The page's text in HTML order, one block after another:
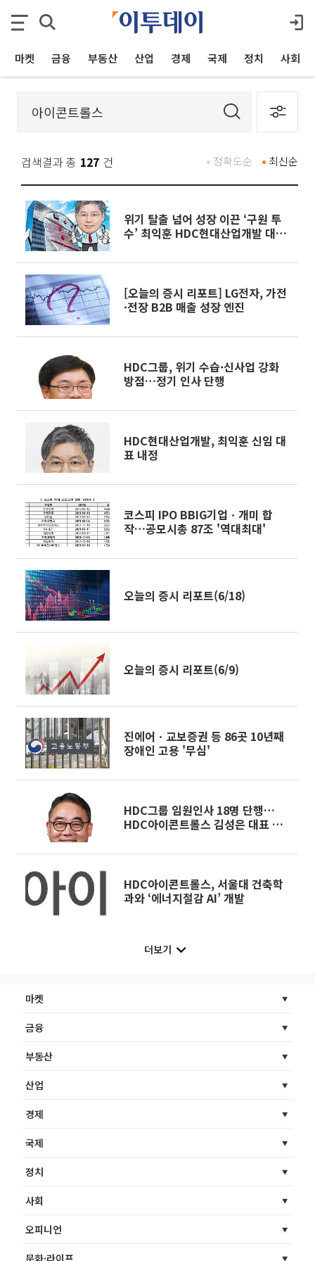
마켓 금융 부동산 산업 경제 국제 정치 사회
검색결과 총 127 건 최신순
정확도순
위기 탈출 넘어 성장 이끈 ‘구원 투
수’ 최익훈 HDC현대산업개발 대표
[오늘의 증시 리포트] LG전자, 가전
·전장 B2B 매출 성장 엔진
HDC그룹, 위기 수습·신사업 강화
방점…정기 인사 단행
HDC현대산업개발, 최익훈 신임 대
표 내정
코스피 IPO BBIG기업ㆍ개미 합
작…공모시총 87조 '역대최대'
오늘의 증시 리포트(6/18)
오늘의 증시 리포트(6/9)
진에어ㆍ교보증권 등 86곳 10년째
장애인 고용 '무심'
HDC그룹 임원인사 18명 단행…
HDC아이콘트롤스 김성은 대표 부
HDC아이콘트롤스, 서울대 건축학
과와 ‘에너지절감 AI’ 개발
더보기
마켓
금융
부동산
산업
경제
국제
정치
사회
오피니언
문화·라이프